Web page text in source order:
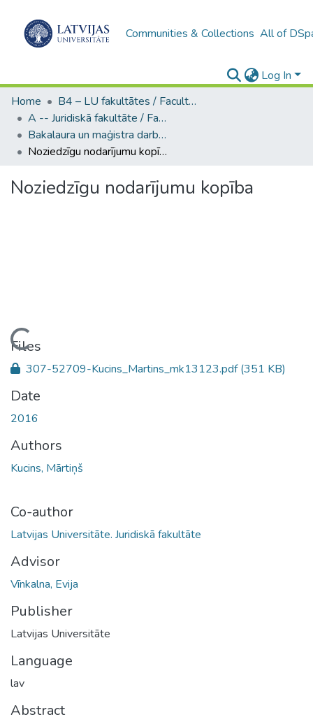
Communities & Collections All of
Log In
Home
B4 – LU fakultātes / Faculties of the UL
A -- Juridiskā fakultāte / Faculty of Law
Bakalaura un maģistra darbi (JF) / Bachelor's and Master's theses
Noziedzīgu nodarījumu kopība
Noziedzīgu nodarījumu kopība
Loading...
Files
307-52709-Kucins_Martins_mk13123.pdf(351 KB)
Date
2016
Authors
Kucins, Mārtiņš
Co-author
Latvijas Universitāte. Juridiskā fakultāte
Advisor
Vīnkalna, Evija
Publisher
Latvijas Universitāte
Language
lav
Abstract